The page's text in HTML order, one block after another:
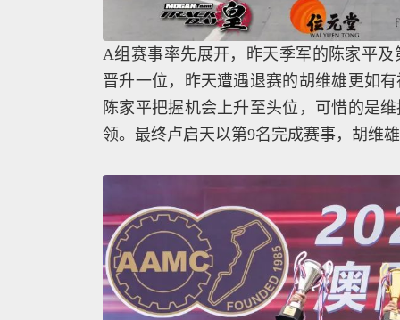
A组赛事率先展开，昨天季军的陈家平
晋升一位，昨天遭遇退赛的胡维雄更如
陈家平把握机会上升至头位，可惜的是
领。最终卢启天以第9名完成赛事，胡维